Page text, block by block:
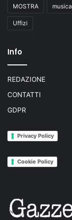
MOSTRA musica
Uffizi
Info
REDAZIONE
CONTATTI
GDPR
Privacy Policy
Cookie Policy